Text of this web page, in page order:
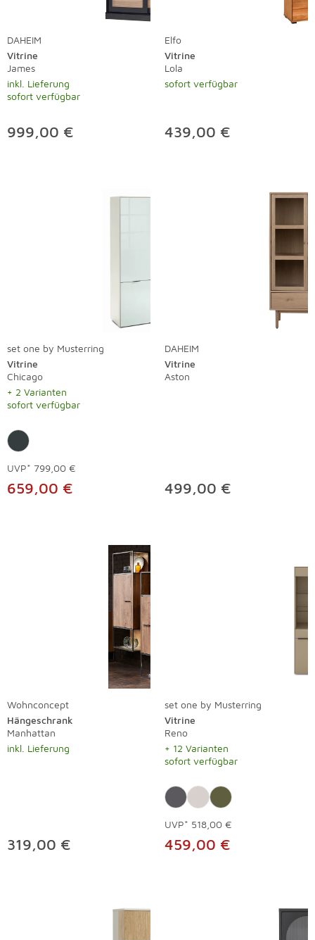
DAHEIM
Vitrine
James
inkl. Lieferung
sofort verfügbar
999,00 €
Elfo
Vitrine
Lola
sofort verfügbar
439,00 €
set one by Musterring
Vitrine
Chicago
+ 2 Varianten
sofort verfügbar
UVP* 799,00 €
659,00 €
DAHEIM
Vitrine
Aston
499,00 €
Wohnconcept
Hängeschrank
Manhattan
inkl. Lieferung
319,00 €
set one by Musterring
Vitrine
Reno
+ 12 Varianten
sofort verfügbar
UVP* 518,00 €
459,00 €